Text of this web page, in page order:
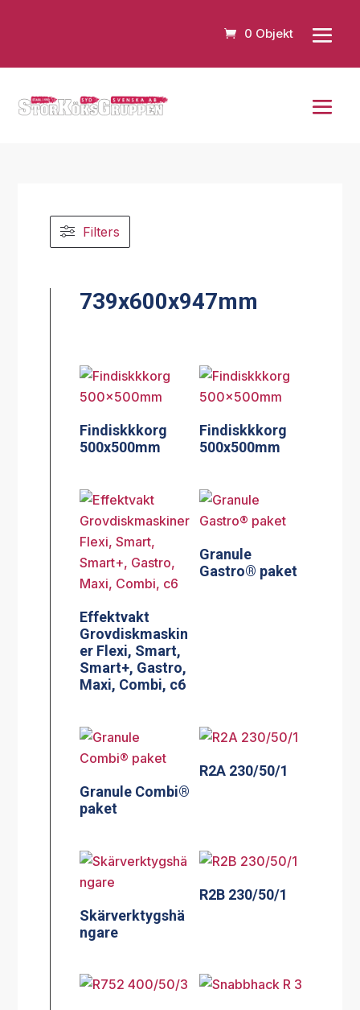
0 Objekt
Filters
739x600x947mm
Findiskkkorg
500x500mm
Findiskkkorg
500x500mm
Effektvakt
Grovdiskmaskin
er Flexi, Smart,
Smart+, Gastro,
Maxi, Combi, c6
Granule
Gastro® paket
Granule Combi®
paket
R2A 230/50/1
Skärverktygshä
ngare
R2B 230/50/1